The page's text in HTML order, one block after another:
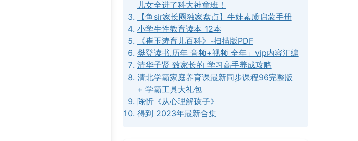
儿女全进了科大神童班！
【鱼sir家长圈独家盘点】牛娃素质启蒙手册
小学生性教育读本 12本
《崔玉涛育儿百科》-扫描版PDF
樊登读书.历年 音频+视频 全年」vip内容汇编
清华子贤 致家长的 学习高手养成攻略
清北学霸家庭养育课最新同步课程96完整版
+ 学霸工具大礼包
陈忻《从心理解孩子》
得到 2023年最新合集